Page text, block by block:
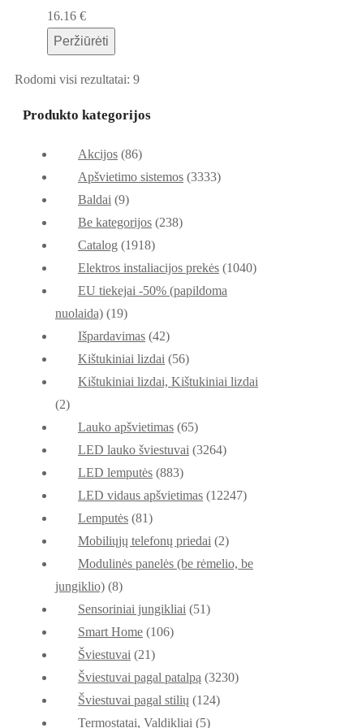
16.16 €
Peržiūrėti
Rodomi visi rezultatai: 9
Produkto kategorijos
Akcijos (86)
Apšvietimo sistemos (3333)
Baldai (9)
Be kategorijos (238)
Catalog (1918)
Elektros instaliacijos prekės (1040)
EU tiekejai -50% (papildoma
nuolaida) (19)
Išpardavimas (42)
Kištukiniai lizdai (56)
Kištukiniai lizdai, Kištukiniai lizdai
(2)
Lauko apšvietimas (65)
LED lauko šviestuvai (3264)
LED lemputės (883)
LED vidaus apšvietimas (12247)
Lemputės (81)
Mobiliųjų telefonų priedai (2)
Modulinės panelės (be rėmelio, be
jungiklio) (8)
Sensoriniai jungikliai (51)
Smart Home (106)
Šviestuvai (21)
Šviestuvai pagal patalpą (3230)
Šviestuvai pagal stilių (124)
Termostatai, Valdikliai (5)